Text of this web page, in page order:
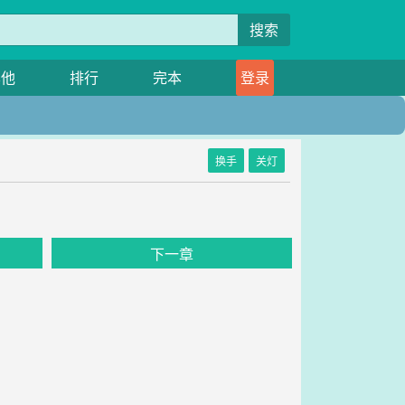
搜索
排行 完本 登录
换手 关灯
下一章